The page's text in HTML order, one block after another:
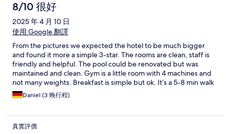
8/10 很好
2025 年 4 月 10 日
使用 Google 翻譯
From the pictures we expected the hotel to be much bigger
and found it more a simple 3-star. The rooms are clean, staff is
friendly and helpful. The pool could be renovated but was
maintained and clean. Gym is a little room with 4 machines and
not many weights. Breakfast is simple but ok. It’s a 5-8 min walk
to the beach and left and right of the hotel you find bars and
some restaurants. Overall we had a good stay in this hotel for a
Daniel (3 晚行程)
真實評價